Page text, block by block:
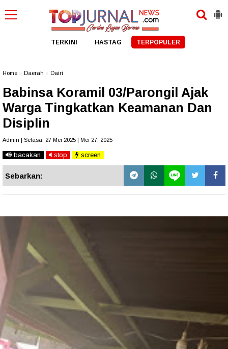
TERKINI HASTAG TERPOPULER
Home Daerah Dairi
Babinsa Koramil 03/Parongil Ajak
Warga Tingkatkan Keamanan Dan
Disiplin
Admin | Selasa, 27 Mei 2025 | Mei 27, 2025
bacakan stop screen
Sebarkan: